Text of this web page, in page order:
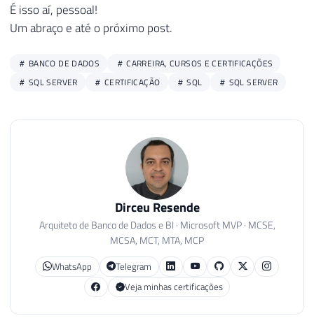
É isso aí, pessoal!
Um abraço e até o próximo post.
BANCO DE DADOS
CARREIRA, CURSOS E CERTIFICAÇÕES
SQL SERVER
CERTIFICAÇÃO SQL SQL SERVER
Dirceu Resende
Arquiteto de Banco de Dados e BI · Microsoft MVP · MCSE,
MCSA, MCT, MTA, MCP
WhatsApp
Telegram
Veja minhas certificações